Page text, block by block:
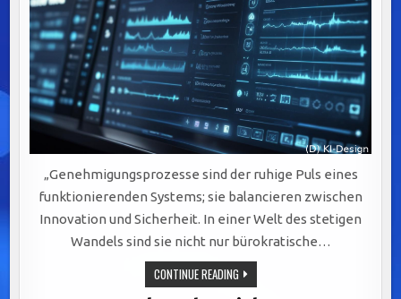
„Genehmigungsprozesse sind der ruhige Puls eines
funktionierenden Systems; sie balancieren zwischen
Innovation und Sicherheit. In einer Welt des stetigen
Wandels sind sie nicht nur bürokratische…
CONTINUE READINGOPTIMIERUNG
VON